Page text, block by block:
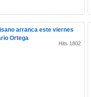
arranca este viernes
Ortega
Hits 1802